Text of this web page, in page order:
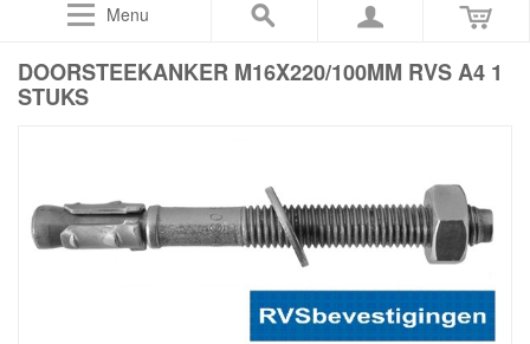
Menu
DOORSTEEKANKER M16X220/100MM RVS A4 1
STUKS